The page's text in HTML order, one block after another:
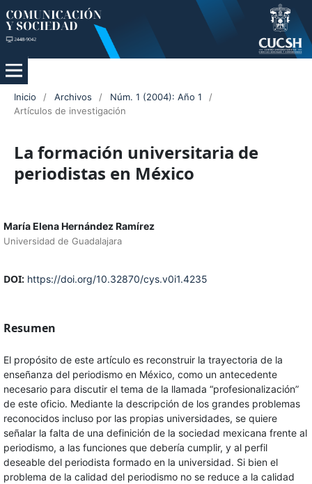
Inicio / Archivos / Núm. 1 (2004): Año 1
/
Artículos de investigación
La formación universitaria de
periodistas en México
María Elena Hernández Ramírez
Universidad de Guadalajara
DOI: https://doi.org/10.32870/cys.v0i1.4235
Resumen
El propósito de este artículo es reconstruir la trayectoria de la
enseñanza del periodismo en México, como un antecedente
necesario para discutir el tema de la llamada “profesionalización”
de este oficio. Mediante la descripción de los grandes problemas
reconocidos incluso por las propias universidades, se quiere
señalar la falta de una definición de la sociedad mexicana frente al
periodismo, a las funciones que debería cumplir, y al perfil
deseable del periodista formado en la universidad. Si bien el
problema de la calidad del periodismo no se reduce a la calidad